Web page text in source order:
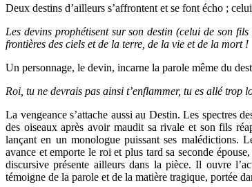
Deux destins d’ailleurs s’affrontent et se font écho ;
Les devins prophétisent sur son destin (celui de son
frontières des ciels et de la terre, de la vie et de la mort !
Un personnage, le devin, incarne la parole même du
Roi, tu ne devrais pas ainsi t’enflammer, tu es allé trop
La vengeance s’attache aussi au Destin. Les spectres
des oiseaux après avoir maudit sa rivale et son fils
lançant en un monologue puissant ses
avance et emporte le roi et plus tard sa seconde
discursive présente ailleurs dans la pièce. Il ouvre
témoigne de la parole et de la matière tragique, portée